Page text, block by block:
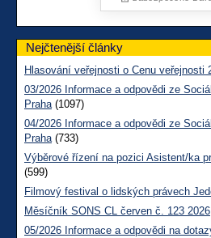
Nejčtenější články
Hlasování veřejnosti o Cenu veřejnosti
03/2026 Informace a odpovědi ze
Praha(1097)
04/2026 Informace a odpovědi ze
Praha(733)
Výběrové řízení na pozici Asistent/ka
(599)
Filmový festival o lidských právech
Měsíčník SONS CL červen č. 123 2026
05/2026 Informace a odpovědi na